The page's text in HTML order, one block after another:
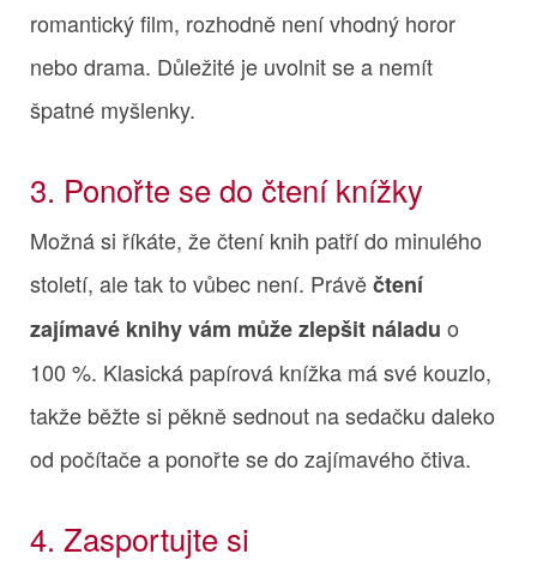
romantický film, rozhodně není vhodný horor
nebo drama. Důležité je uvolnit se a nemít
špatné myšlenky.
3. Ponořte se do čtení knížky
Možná si říkáte, že čtení knih patří do minulého
století, ale tak to vůbec není. Právěčtení
zajímavé knihy vám může zlepšit náladu o
100 %. Klasická papírová knížka má své kouzlo,
takže běžte si pěkně sednout na sedačku daleko
od počítače a ponořte se do zajímavého čtiva.
4. Zasportujte si